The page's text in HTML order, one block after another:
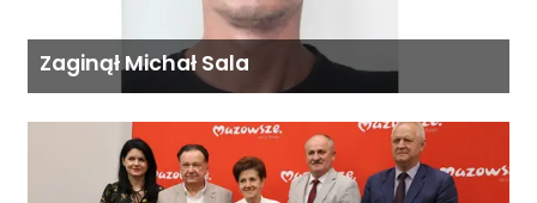
Zaginął Michał Sala